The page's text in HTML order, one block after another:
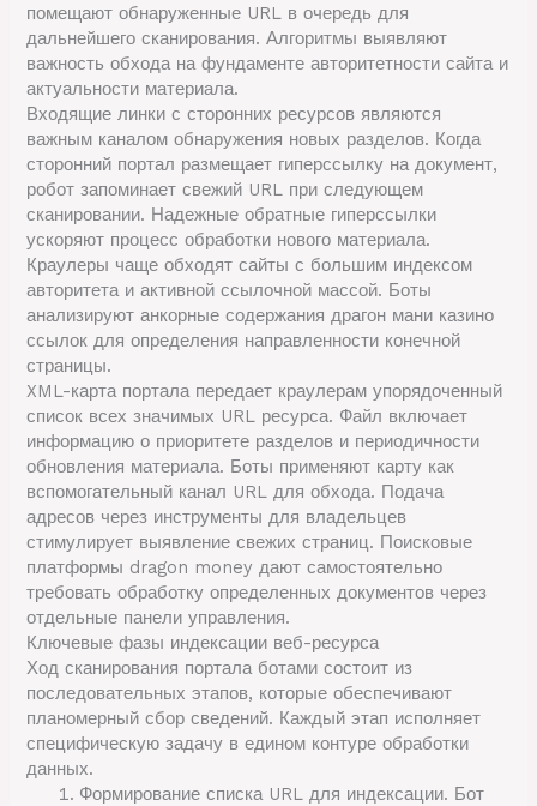
помещают обнаруженные URL в очередь для
дальнейшего сканирования. Алгоритмы выявляют
важность обхода на фундаменте авторитетности сайта и
актуальности материала.
Входящие линки с сторонних ресурсов являются
важным каналом обнаружения новых разделов. Когда
сторонний портал размещает гиперссылку на документ,
робот запоминает свежий URL при следующем
сканировании. Надежные обратные гиперссылки
ускоряют процесс обработки нового материала.
Краулеры чаще обходят сайты с большим индексом
авторитета и активной ссылочной массой. Боты
анализируют анкорные содержания драгон мани казино
ссылок для определения направленности конечной
страницы.
XML-карта портала передает краулерам упорядоченный
список всех значимых URL ресурса. Файл включает
информацию о приоритете разделов и периодичности
обновления материала. Боты применяют карту как
вспомогательный канал URL для обхода. Подача
адресов через инструменты для владельцев
стимулирует выявление свежих страниц. Поисковые
платформы dragon money дают самостоятельно
требовать обработку определенных документов через
отдельные панели управления.
Ключевые фазы индексации веб-ресурса
Ход сканирования портала ботами состоит из
последовательных этапов, которые обеспечивают
планомерный сбор сведений. Каждый этап исполняет
специфическую задачу в едином контуре обработки
данных.
Формирование списка URL для индексации. Бот